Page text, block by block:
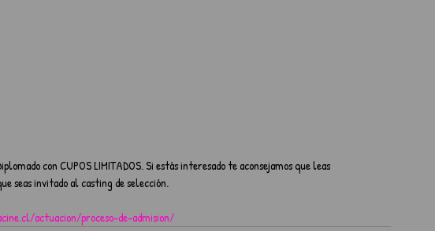
con CUPOS LIMITADOS. Si estás interesado te aconsejamos que leas
seas invitado al casting de selección.
actuacion/proceso-de-admision/